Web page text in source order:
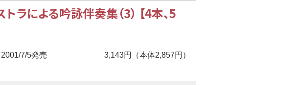
ラによる吟詠伴奏集（3） 【4本、5
2001/7/5発売
3,143円（本体2,857円）